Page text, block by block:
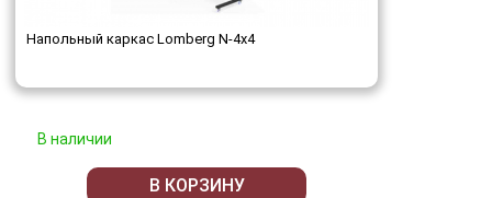
Напольный каркас Lomberg N-4х4
В наличии
В КОРЗИНУ